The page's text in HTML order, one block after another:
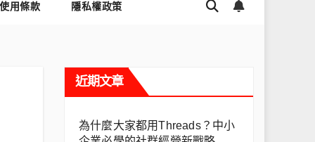
使用條款 隱私權政策
近期文章
為什麼大家都用Threads？中小